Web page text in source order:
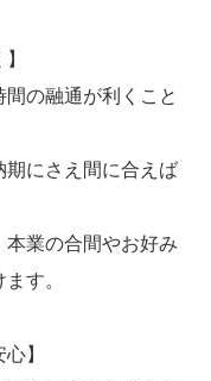
の融通が利くこと
にさえ間に合えば
業の合間やお好み
す。
】